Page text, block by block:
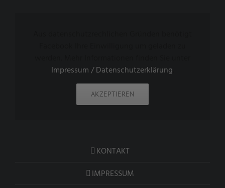
Impressum / Datenschutzerklärung
AKZEPTIEREN
KONTAKT
IMPRESSUM